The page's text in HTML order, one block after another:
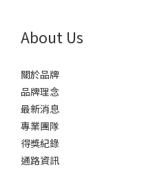
About Us
關於品牌
品牌理念
最新消息
專業團隊
得獎紀錄
通路資訊